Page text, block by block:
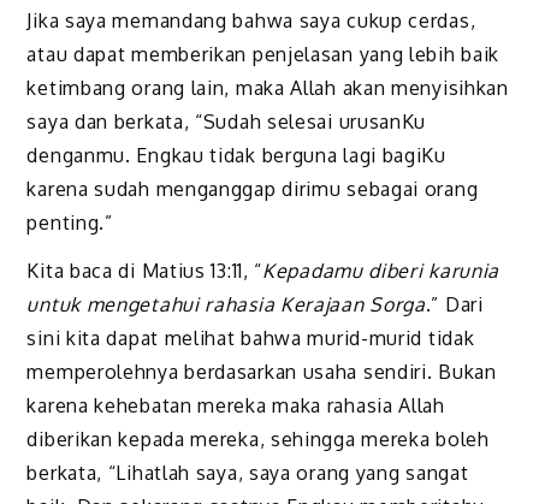
Jika saya memandang bahwa saya cukup cerdas,
atau dapat memberikan penjelasan yang lebih baik
ketimbang orang lain, maka Allah akan menyisihkan
saya dan berkata, “Sudah selesai urusanKu
denganmu. Engkau tidak berguna lagi bagiKu
karena sudah menganggap dirimu sebagai orang
penting.”
Kita baca di Matius 13:11, “Kepadamu diberi karunia
untuk mengetahui rahasia Kerajaan Sorga.” Dari
sini kita dapat melihat bahwa murid-murid tidak
memperolehnya berdasarkan usaha sendiri. Bukan
karena kehebatan mereka maka rahasia Allah
diberikan kepada mereka, sehingga mereka boleh
berkata, “Lihatlah saya, saya orang yang sangat